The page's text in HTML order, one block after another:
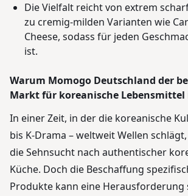
Die Vielfalt reicht von extrem
zu cremig-milden Varianten wie
Cheese, sodass für jeden
ist.
Warum Momogo Deutschland der
Markt für koreanische Lebensmittel
In einer Zeit, in der die koreanische
bis K-Drama – weltweit Wellen
die Sehnsucht nach authentischer
Küche. Doch die Beschaffung
Produkte kann eine Herausforderung